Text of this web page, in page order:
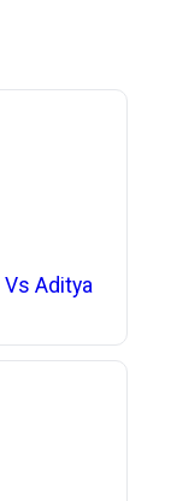
Vs Aditya